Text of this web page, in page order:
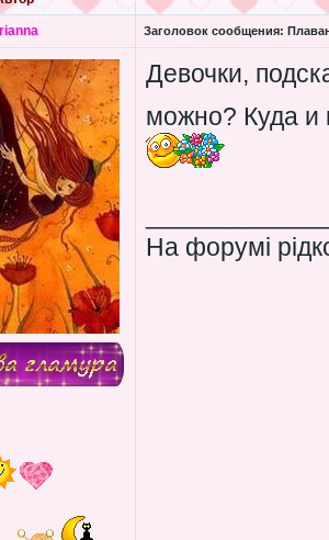
Заголовок сообщения:
Девочки,
можно? Куда и
На форумі